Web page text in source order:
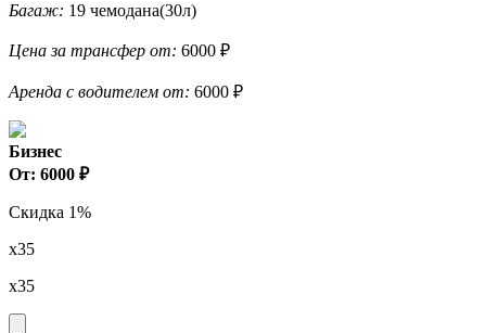
Багаж: 19 чемодана(30л)
Цена за трансфер от: 6000 ₽
Аренда с водителем от: 6000 ₽
Бизнес
От: 6000 ₽
Скидка 1%
x35
x35